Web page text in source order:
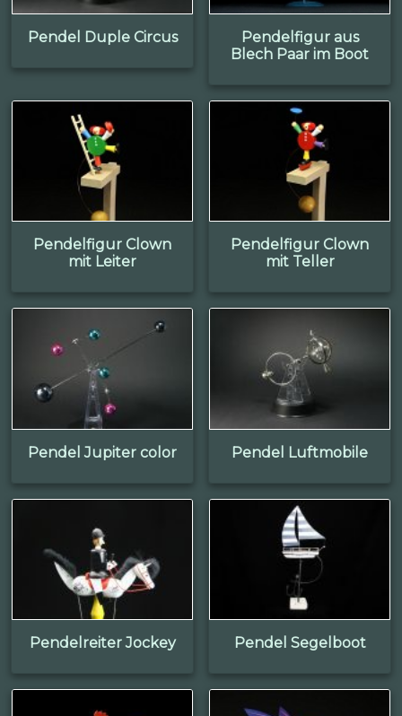
Pendel Duple Circus
Pendelfigur aus
Blech Paar im Boot
Pendelfigur Clown
mit Leiter
Pendelfigur Clown
mit Teller
Pendel Jupiter color Pendel Luftmobile
Pendelreiter Jockey Pendel Segelboot